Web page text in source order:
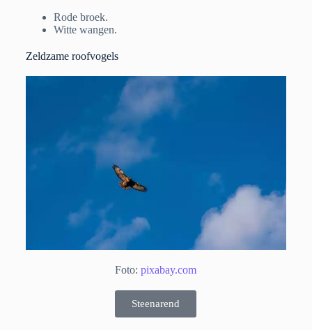
Rode broek.
Witte wangen.
Zeldzame roofvogels
Foto:pixabay.com
Steenarend